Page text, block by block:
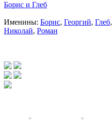
Борис и Глеб
Именины: Борис, Георгий, Глеб,
Николай, Роман